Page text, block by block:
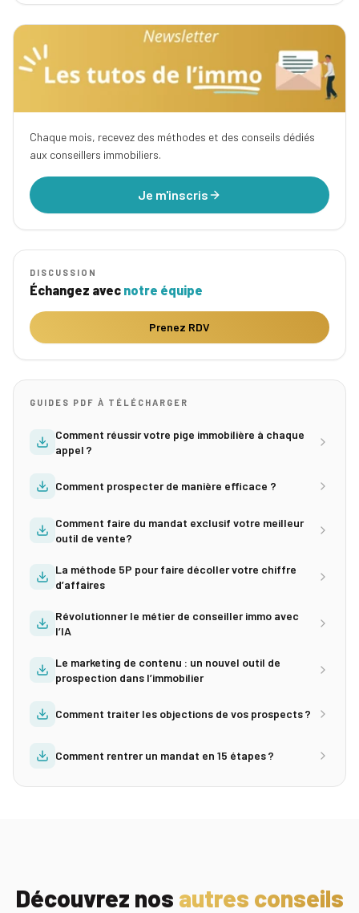
Chaque mois, recevez des méthodes et des conseils dédiés
aux conseillers immobiliers.
Je m'inscris
DISCUSSION
Échangez avec notre équipe
Prenez RDV
GUIDES PDF À TÉLÉCHARGER
Comment réussir votre pige immobilière à chaque
appel ?
Comment prospecter de manière efficace ?
Comment faire du mandat exclusif votre meilleur
outil de vente?
La méthode 5P pour faire décoller votre chiffre
d’affaires
Révolutionner le métier de conseiller immo avec
l’IA
Le marketing de contenu : un nouvel outil de
prospection dans l’immobilier
Comment traiter les objections de vos prospects ?
Comment rentrer un mandat en 15 étapes ?
Découvrez nos autres conseils